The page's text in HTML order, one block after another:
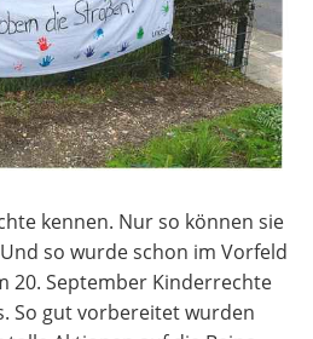
kennen. Nur so können sie
so wurde schon im Vorfeld
20. September Kinderrechte
So gut vorbereitet wurden